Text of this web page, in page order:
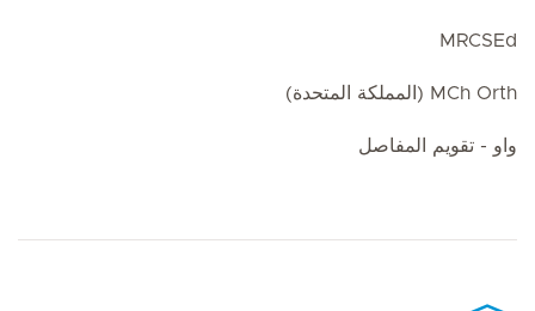
MRCSEd
MCh Orth (المملكة المتحدة)
واو - تقويم المفاصل